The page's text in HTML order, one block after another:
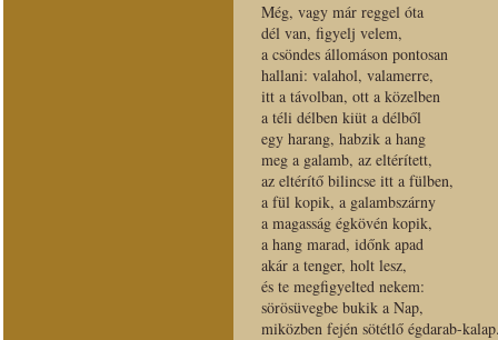
Még, vagy már reggel óta
dél van, figyelj velem,
a csöndes állomáson pontosan
hallani: valahol, valamerre,
itt a távolban, ott a közelben
a téli délben kiüt a délből
egy harang, habzik a hang
meg a galamb, az eltérített,
az eltérítő bilincse itt a fülben,
a fül kopik, a galambszárny
a magasság égkövén kopik,
a hang marad, időnk apad
akár a tenger, holt lesz,
és te megfigyelted nekem:
sörösüvegbe bukik a Nap,
miközben fején sötétlő égdarab-